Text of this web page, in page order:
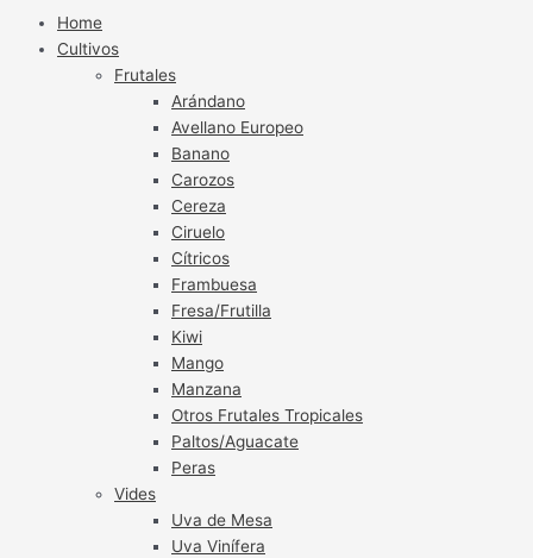
Home
Cultivos
Frutales
Arándano
Avellano Europeo
Banano
Carozos
Cereza
Ciruelo
Cítricos
Frambuesa
Fresa/Frutilla
Kiwi
Mango
Manzana
Otros Frutales Tropicales
Paltos/Aguacate
Peras
Vides
Uva de Mesa
Uva Vinífera